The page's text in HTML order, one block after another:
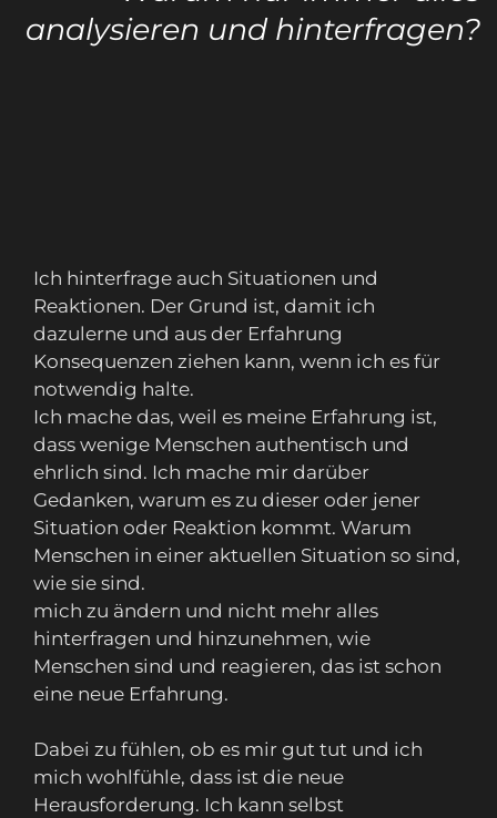
analysieren und hinterfragen?
Ich hinterfrage auch Situationen und
Reaktionen. Der Grund ist, damit ich
dazulerne und aus der Erfahrung
Konsequenzen ziehen kann, wenn ich es für
notwendig halte.
Ich mache das, weil es meine Erfahrung ist,
dass wenige Menschen authentisch und
ehrlich sind. Ich mache mir darüber
Gedanken, warum es zu dieser oder jener
Situation oder Reaktion kommt. Warum
Menschen in einer aktuellen Situation so sind,
wie sie sind.
mich zu ändern und nicht mehr alles
hinterfragen und hinzunehmen, wie
Menschen sind und reagieren, das ist schon
eine neue Erfahrung.
Dabei zu fühlen, ob es mir gut tut und ich
mich wohlfühle, dass ist die neue
Herausforderung. Ich kann selbst